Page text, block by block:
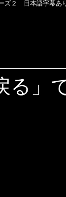
ズ２　日本語字幕あ
る」